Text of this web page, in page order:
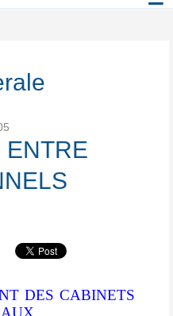
ENTRE
des cabinets